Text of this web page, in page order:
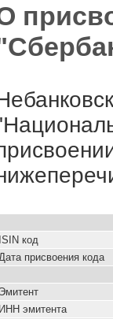
ISIN код
присвоения кода
Эмитент
ИНН эмитента